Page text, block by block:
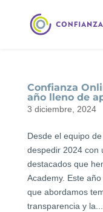
Confianza
año lleno de
3 diciembre, 2024
Desde el equipo
despedir 2024 con
destacados que
Academy. Este
que abordamos
transparencia y la...